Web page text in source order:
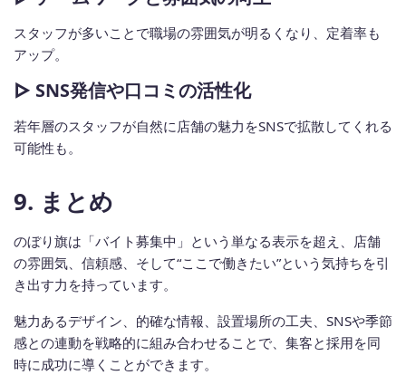
スタッフが多いことで職場の雰囲気が明るくなり、定着率も
アップ。
▷ SNS発信や口コミの活性化
若年層のスタッフが自然に店舗の魅力をSNSで拡散してくれる
可能性も。
9. まとめ
のぼり旗は「バイト募集中」という単なる表示を超え、店舗
の雰囲気、信頼感、そして“ここで働きたい”という気持ちを引
き出す力を持っています。
魅力あるデザイン、的確な情報、設置場所の工夫、SNSや季節
感との連動を戦略的に組み合わせることで、集客と採用を同
時に成功に導くことができます。